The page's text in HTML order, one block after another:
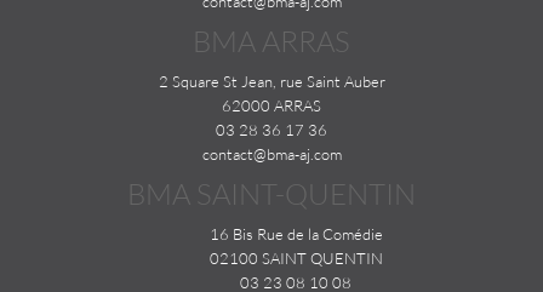
BMA ARRAS
2 Square St Jean, rue Saint Auber
62000 ARRAS
03 28 36 17 36
contact@bma-aj.com
BMA SAINT-QUENTIN
16 Bis Rue de la Comédie
02100 SAINT QUENTIN
03 23 08 10 08